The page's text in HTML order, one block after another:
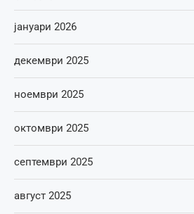
јануари 2026
декември 2025
ноември 2025
октомври 2025
септември 2025
август 2025